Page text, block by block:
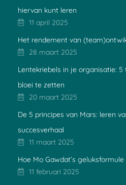
hiervan kunt leren
11 april 2025
Het rendement van
28 maart 2025
Lentekriebels in je organisatie:
bloei te zetten
20 maart 2025
De 5 principes van Mars: leren
succesverhaal
11 maart 2025
Hoe Mo Gawdat’s
11 februari 2025